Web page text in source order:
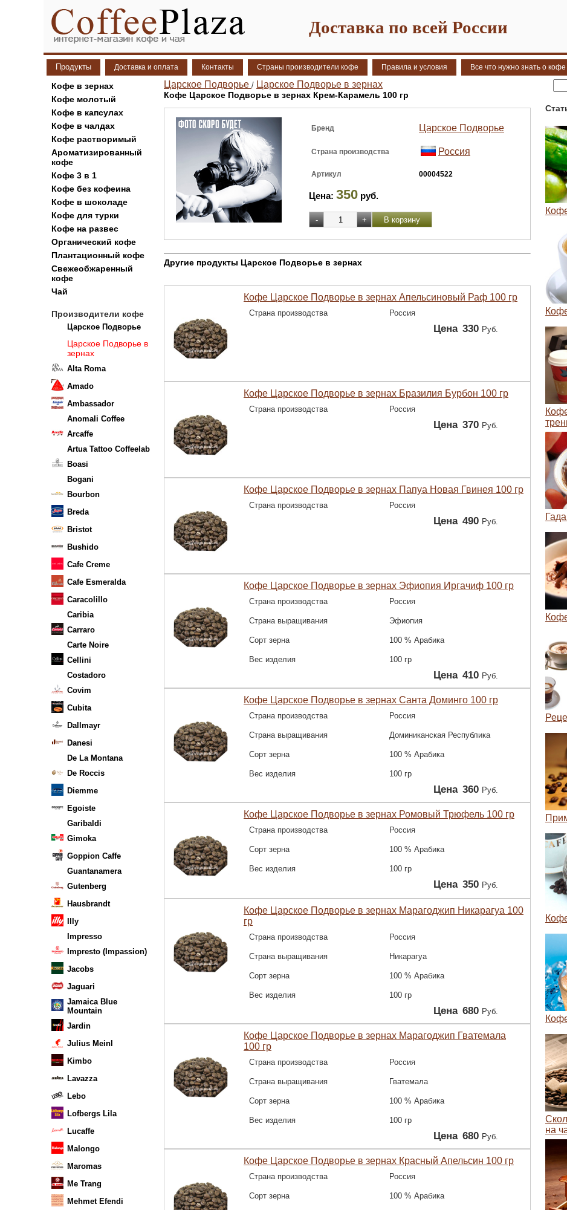
Доставка по всей России
Продукты Доставка и оплата Контакты Страны производители кофе Правила и условия Все что нужно знать о кофе
Кофе в зернах
Кофе молотый
Кофе в капсулах
Кофе в чалдах
Кофе растворимый
Ароматизированный
кофе
Кофе 3 в 1
Кофе без кофеина
Кофе в шоколаде
Кофе для турки
Кофе на развес
Органический кофе
Плантационный кофе
Свежеобжаренный
кофе
Чай
Производители кофе
Царское Подворье
Царское Подворье в
зернах
Alta Roma
Amado
Ambassador
Anomali Coffee
Arcaffe
Artua Tattoo Coffeelab
Boasi
Bogani
Bourbon
Breda
Bristot
Bushido
Cafe Creme
Cafe Esmeralda
Caracolillo
Caribia
Carraro
Carte Noire
Cellini
Costadoro
Covim
Cubita
Dallmayr
Danesi
De La Montana
De Roccis
Diemme
Egoiste
Garibaldi
Gimoka
Goppion Caffe
Guantanamera
Gutenberg
Hausbrandt
Illy
Impresso
Impresto (Impassion)
Jacobs
Jaguari
Jamaica Blue
Mountain
Jardin
Julius Meinl
Kimbo
Lavazza
Lebo
Lofbergs Lila
Lucaffe
Malongo
Maromas
Me Trang
Mehmet Efendi
Царское Подворье / Царское Подворье в зернах
Кофе Царское Подворье в зернах Крем-Карамель 100 гр
Бренд Царское Подворье
Страна производства Россия
Артикул 00004522
Цена: 350 руб.
Другие продукты Царское Подворье в зернах
Кофе Царское Подворье в зернах Апельсиновый Раф 100 гр
Страна производства Россия
Цена 330 Руб.
Кофе Царское Подворье в зернах Бразилия Бурбон 100 гр
Страна производства Россия
Цена 370 Руб.
Кофе Царское Подворье в зернах Папуа Новая Гвинея 100 гр
Страна производства Россия
Цена 490 Руб.
Кофе Царское Подворье в зернах Эфиопия Иргачиф 100 гр
Страна производства Россия
Страна выращивания Эфиопия
Сорт зерна 100 % Арабика
Вес изделия 100 гр
Цена 410 Руб.
Кофе Царское Подворье в зернах Санта Доминго 100 гр
Страна производства Россия
Страна выращивания Доминиканская Республика
Сорт зерна 100 % Арабика
Вес изделия 100 гр
Цена 360 Руб.
Кофе Царское Подворье в зернах Ромовый Трюфель 100 гр
Страна производства Россия
Сорт зерна 100 % Арабика
Вес изделия 100 гр
Цена 350 Руб.
Кофе Царское Подворье в зернах Марагоджип Никарагуа 100
гр
Страна производства Россия
Страна выращивания Никарагуа
Сорт зерна 100 % Арабика
Вес изделия 100 гр
Цена 680 Руб.
Кофе Царское Подворье в зернах Марагоджип Гватемала
100 гр
Страна производства Россия
Страна выращивания Гватемала
Сорт зерна 100 % Арабика
Вес изделия 100 гр
Цена 680 Руб.
Кофе Царское Подворье в зернах Красный Апельсин 100 гр
Страна производства Россия
Сорт зерна 100 % Арабика
на